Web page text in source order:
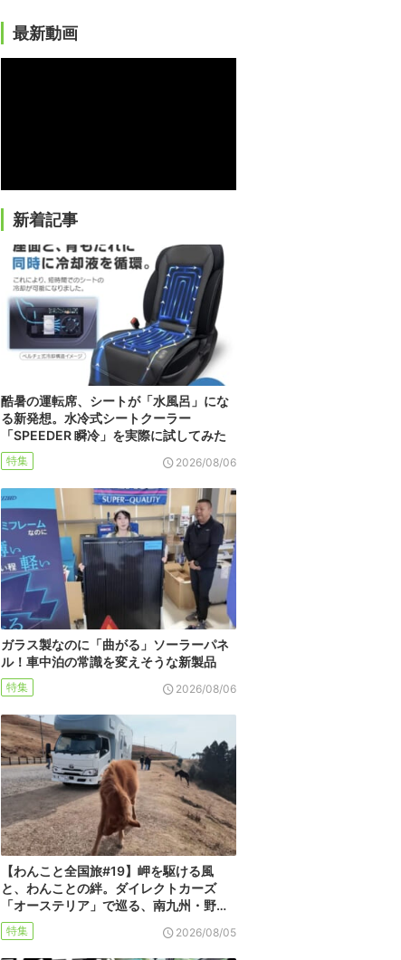
最新動画
新着記事
酷暑の運転席、シートが「水風呂」にな
る新発想。水冷式シートクーラー
「SPEEDER 瞬冷」を実際に試してみた
特集 2026/08/06
ガラス製なのに「曲がる」ソーラーパネ
ル！車中泊の常識を変えそうな新製品
特集 2026/08/06
【わんこと全国旅#19】岬を駆ける風
と、わんことの絆。ダイレクトカーズ
「オーステリア」で巡る、南九州・野…
特集 2026/08/05